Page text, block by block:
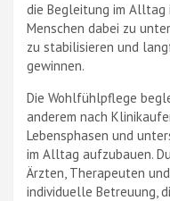
die Begleitung im
Menschen dabei zu
zu stabilisieren und
gewinnen.
Die Wohlfühlpflege
anderem nach
Lebensphasen und
im Alltag aufzubauen.
Ärzten, Therapeuten
individuelle Betreuung,